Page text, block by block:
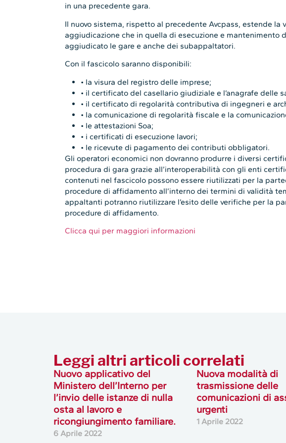
in una precedente gara.
Il nuovo sistema, rispetto al precedente Avcpass, estende la
aggiudicazione che in quella di esecuzione e mantenimento
aggiudicato le gare e anche dei subappaltatori.
Con il fascicolo saranno disponibili:
• la visura del registro delle imprese;
• il certificato del casellario giudiziale e l’anagrafe delle
• il certificato di regolarità contributiva di ingegneri e
• la comunicazione di regolarità fiscale e la
• le attestazioni Soa;
• i certificati di esecuzione lavori;
• le ricevute di pagamento dei contributi obbligatori.
Gli operatori economici non dovranno produrre i diversi
procedura di gara grazie all’interoperabilità con gli enti
contenuti nel fascicolo possono essere riutilizzati per la
procedure di affidamento all’interno dei termini di validità
appaltanti potranno riutilizzare l’esito delle verifiche per la
procedure di affidamento.
Clicca qui per maggiori informazioni
Leggi altri articoli correlati
Nuovo applicativo del
Ministero dell’Interno per
l’invio delle istanze di nulla
osta al lavoro e
ricongiungimento familiare.
6 Aprile 2022
Nuova modalità di
trasmissione delle
comunicazioni di
urgenti
1 Aprile 2022